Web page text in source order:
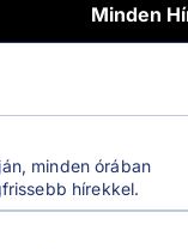
Minden
minden órában
hírekkel.